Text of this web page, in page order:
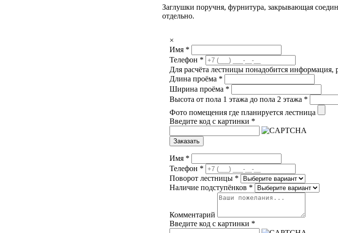
Заглушки поручня, фурнитура, закрывающая
отдельно.
×
Имя *
Телефон *
Для расчёта лестницы понадобится
Длина проёма *
Ширина проёма *
Высота от пола 1 этажа до пола 2 этажа *
Фото помещения где планируется лестница
Введите код с картинки *
Заказать
Имя *
Телефон *
Поворот лестницы *
Наличие подступёнков *
Комментарий
Введите код с картинки *